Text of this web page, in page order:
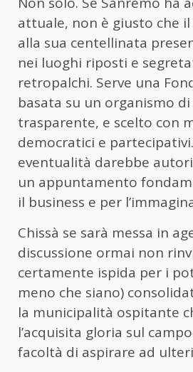
attuale, non è giusto che
alla sua centellinata
nei luoghi riposti e
retropalchi. Serve una
basata su un organismo
trasparente, e scelto con
democratici e
eventualità darebbe
un appuntamento
il business e per
Chissà se sarà messa in
discussione ormai non
certamente ispida per i
meno che siano)
la municipalità ospitante
l’acquisita gloria sul
facoltà di aspirare ad